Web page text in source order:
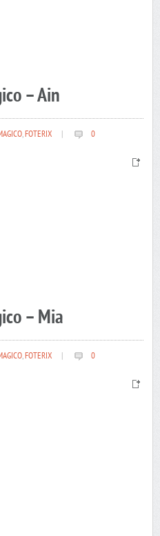
– Ain
,FOTERIX 0
– Mia
,FOTERIX 0